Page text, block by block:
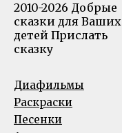
2010-2026 Добрые
сказки для Ваших
детей Прислать
сказку
Диафильмы
Раскраски
Песенки